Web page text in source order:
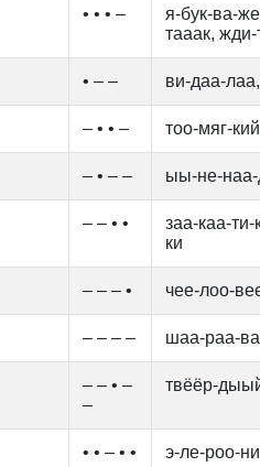
• • • –
я-бук-ва-
тааак, жди-
• – – ви-даа-
– • • – тоо-мяг-
– • – – ыы-не-
– – • •
заа-каа-
ки
– – – • чее-лоо-
– – – – шаа-раа-
– – • –
–
твёёр-
• • – • • э-ле-роо-